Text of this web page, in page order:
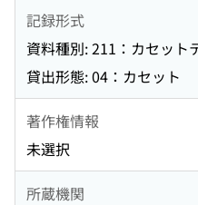
記録形式
資料種別: 211：カセット
貸出形態: 04：カセット
著作権情報
未選択
所蔵機関